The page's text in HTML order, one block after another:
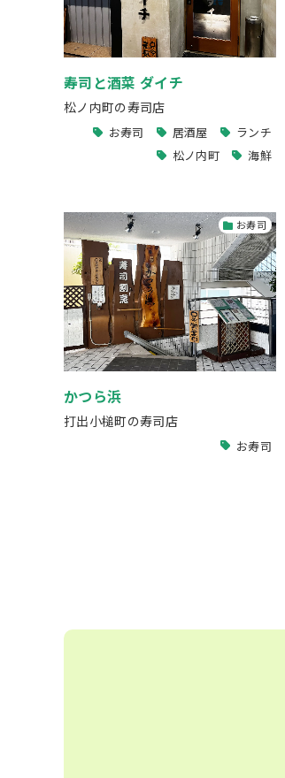
寿司と酒菜 ダイチ
松ノ内町の寿司店
お寿司 居酒屋
ランチ
松ノ内町
海鮮
お寿司
かつら浜
打出小槌町の寿司店
お寿司